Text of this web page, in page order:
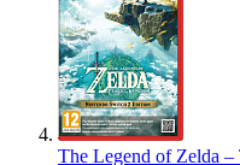
The Legend of Zelda